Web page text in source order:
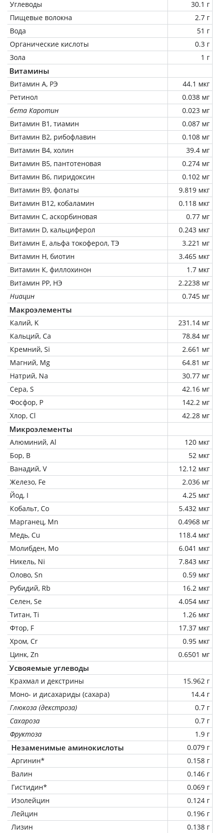
Углеводы
30.1 г
Пищевые волокна
2.7 г
Вода
51 г
Органические кислоты
0.3 г
Зола
1 г
Витамины
Витамин А, РЭ
44.1 мкг
Ретинол
0.038 мг
бета Каротин
0.023 мг
Витамин В1, тиамин
0.087 мг
Витамин В2, рибофлавин
0.108 мг
Витамин В4, холин
39.4 мг
Витамин В5, пантотеновая
0.274 мг
Витамин В6, пиридоксин
0.102 мг
Витамин В9, фолаты
9.819 мкг
Витамин В12, кобаламин
0.118 мкг
Витамин C, аскорбиновая
0.77 мг
Витамин D, кальциферол
0.243 мкг
Витамин Е, альфа токоферол, ТЭ
3.221 мг
Витамин Н, биотин
3.465 мкг
Витамин К, филлохинон
1.7 мкг
Витамин РР, НЭ
2.2238 мг
Ниацин
0.745 мг
Макроэлементы
Калий, K
231.14 мг
Кальций, Ca
78.84 мг
Кремний, Si
2.661 мг
Магний, Mg
64.81 мг
Натрий, Na
30.77 мг
Сера, S
42.16 мг
Фосфор, P
142.2 мг
Хлор, Cl
42.28 мг
Микроэлементы
Алюминий, Al
120 мкг
Бор, B
52 мкг
Ванадий, V
12.12 мкг
Железо, Fe
2.036 мг
Йод, I
4.25 мкг
Кобальт, Co
5.432 мкг
Марганец, Mn
0.4968 мг
Медь, Cu
118.4 мкг
Молибден, Mo
6.041 мкг
Никель, Ni
7.843 мкг
Олово, Sn
0.59 мкг
Рубидий, Rb
16.2 мкг
Селен, Se
4.054 мкг
Титан, Ti
1.26 мкг
Фтор, F
17.37 мкг
Хром, Cr
0.95 мкг
Цинк, Zn
0.6501 мг
Усвояемые углеводы
Крахмал и декстрины
15.962 г
Моно- и дисахариды (сахара)
14.4 г
Глюкоза (декстроза)
0.7 г
Сахароза
0.7 г
Фруктоза
1.9 г
Незаменимые аминокислоты
0.079 г
Аргинин*
0.158 г
Валин
0.146 г
Гистидин*
0.069 г
Изолейцин
0.124 г
Лейцин
0.196 г
Лизин
0.138 г